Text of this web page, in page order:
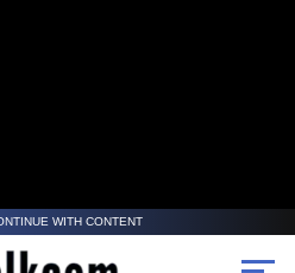
WITH CONTENT